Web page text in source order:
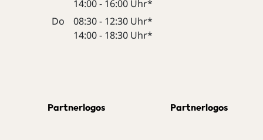
14:00 - 16:00 Uhr*
Do
08:30 - 12:30 Uhr*
14:00 - 18:30 Uhr*
Partnerlogos Partnerlogos